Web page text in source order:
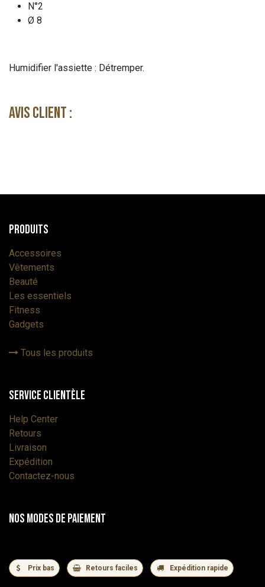
N°2
Ø 8
Humidifier l'assiette : Détremper.
Avis client :
Produits
Accessoires
Vêtements
Beauté
Les essentiels
Fitness
Gadgets
Tous les produits
Service Clientèle
Help Center
Retours
Livraison
Expédition
Contactez-nous
Nos modes de paiement
Prix bas Retours faciles Expédition rapide